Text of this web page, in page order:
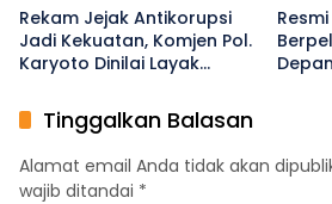
Rekam Jejak Antikorupsi
Jadi Kekuatan, Komjen Pol.
Karyoto Dinilai Layak
Tinggalkan Balasan
Alamat email Anda tidak akan
wajib ditandai *